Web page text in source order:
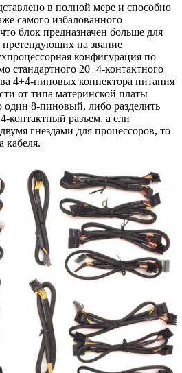
в полной мере и способно
самого избалованного
блок предназначен больше для
на звание
конфигурация по
стандартного 20+4-контактного
4+4-пиновых коннектора питания
от типа материнской платы
один 8-пиновый, либо разделить
контактный разъем, а ели
гнездами для процессоров, то
кабеля.